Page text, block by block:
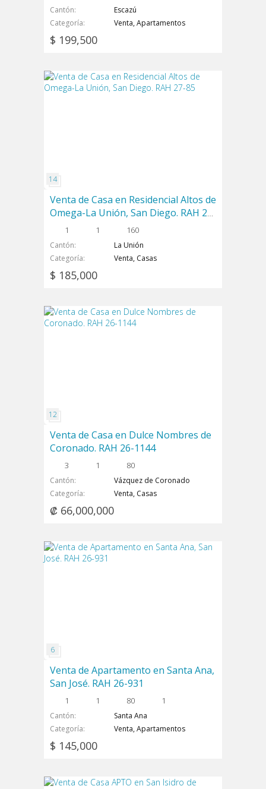
Cantón
Escazú
Categoría
Venta, Apartamentos
$ 199,500
Venta de Casa en Residencial Altos de
Omega-La Unión, San Diego. RAH 27-
1 1 160
Cantón
La Unión
Categoría
Venta, Casas
$ 185,000
Venta de Casa en Dulce Nombres de
Coronado. RAH 26-1144
3 1 80
Cantón
Vázquez de Coronado
Categoría
Venta, Casas
₡ 66,000,000
Venta de Apartamento en Santa Ana,
San José. RAH 26-931
1 1 80 1
Cantón
Santa Ana
Categoría
Venta, Apartamentos
$ 145,000